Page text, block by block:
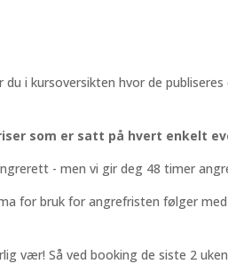
i kursoversikten hvor de
som er satt på hvert enkelt
- men vi gir deg 48 timer
for bruk for angrefristen følger
vær! Så ved booking de siste 2